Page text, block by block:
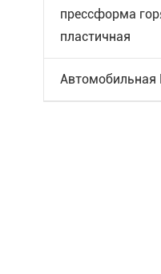
прессформа
пластичная